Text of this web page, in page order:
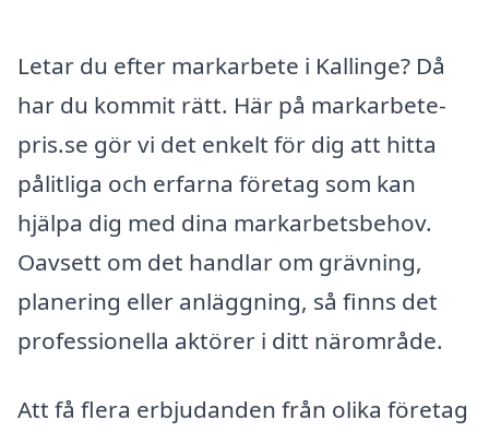
Letar du efter markarbete i Kallinge? Då
har du kommit rätt. Här på markarbete-
pris.se gör vi det enkelt för dig att hitta
pålitliga och erfarna företag som kan
hjälpa dig med dina markarbetsbehov.
Oavsett om det handlar om grävning,
planering eller anläggning, så finns det
professionella aktörer i ditt närområde.
Att få flera erbjudanden från olika företag